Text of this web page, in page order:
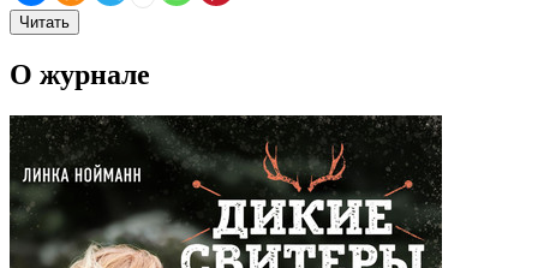
Читать
О журнале